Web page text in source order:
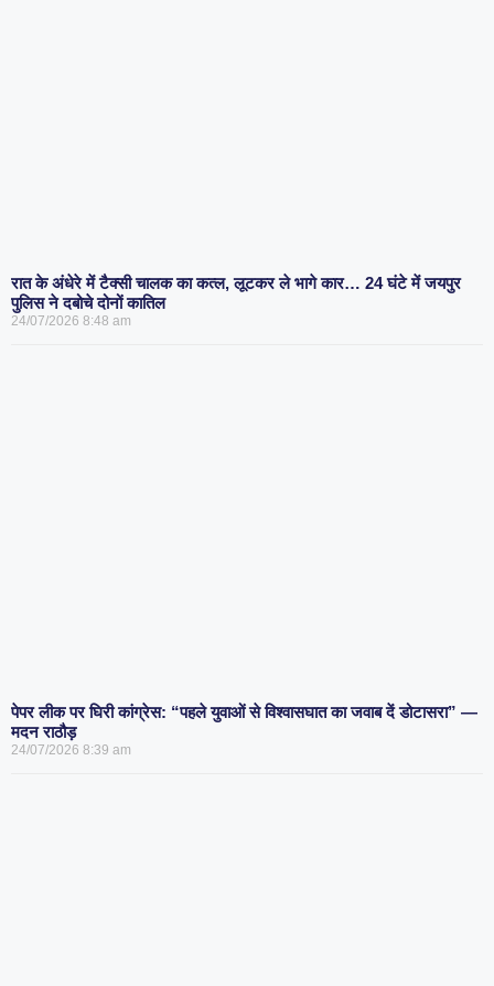
रात के अंधेरे में टैक्सी चालक का कत्ल, लूटकर ले भागे कार… 24 घंटे में जयपुर
पुलिस ने दबोचे दोनों कातिल
24/07/2026 8:48 am
पेपर लीक पर घिरी कांग्रेस: “पहले युवाओं से विश्वासघात का जवाब दें डोटासरा” —
मदन राठौड़
24/07/2026 8:39 am